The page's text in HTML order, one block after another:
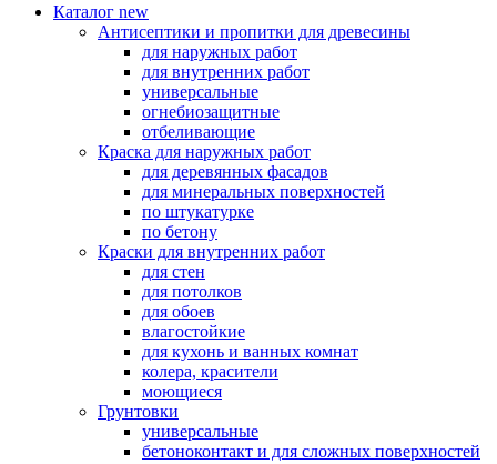
Каталог new
Антисептики и пропитки для древесины
для наружных работ
для внутренних работ
универсальные
огнебиозащитные
отбеливающие
Краска для наружных работ
для деревянных фасадов
для минеральных поверхностей
по штукатурке
по бетону
Краски для внутренних работ
для стен
для потолков
для обоев
влагостойкие
для кухонь и ванных комнат
колера, красители
моющиеся
Грунтовки
универсальные
бетоноконтакт и для сложных поверхностей